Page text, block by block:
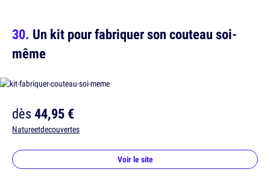
Un kit pour fabriquer son couteau soi-
même
dès44,95 €
Natureetdecouvertes
Voir le site